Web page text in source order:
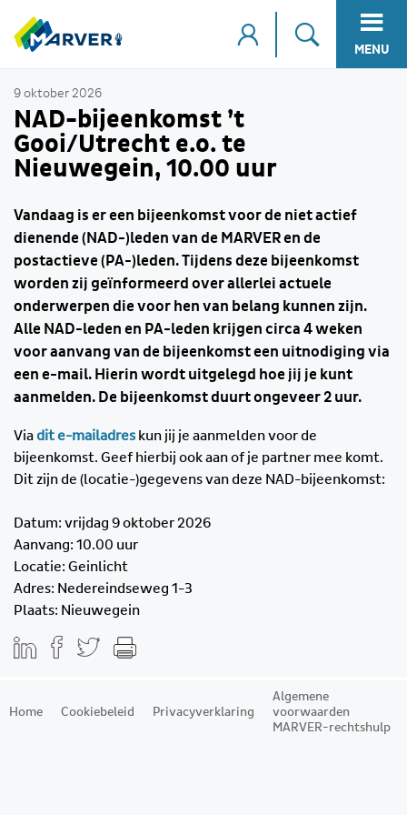
MENU
9 oktober 2026
NAD-bijeenkomst ’t
Gooi/Utrecht e.o. te
Nieuwegein, 10.00 uur
Vandaag is er een bijeenkomst voor de niet actief
dienende (NAD-)leden van de MARVER en de
postactieve (PA-)leden. Tijdens deze bijeenkomst
worden zij geïnformeerd over allerlei actuele
onderwerpen die voor hen van belang kunnen zijn.
Alle NAD-leden en PA-leden krijgen circa 4 weken
voor aanvang van de bijeenkomst een uitnodiging via
een e-mail. Hierin wordt uitgelegd hoe jij je kunt
aanmelden. De bijeenkomst duurt ongeveer 2 uur.
Viadit e-mailadreskun jij je aanmelden voor de
bijeenkomst. Geef hierbij ook aan of je partner mee komt.
Dit zijn de (locatie-)gegevens van deze NAD-bijeenkomst:
Datum: vrijdag 9 oktober 2026
Aanvang: 10.00 uur
Locatie: Geinlicht
Adres: Nedereindseweg 1-3
Plaats: Nieuwegein
Home Cookiebeleid Privacyverklaring
Algemene
voorwaarden
MARVER-rechtshulp